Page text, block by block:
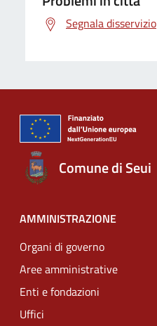
Segnala disservizio
Comune di Seui
AMMINISTRAZIONE
Organi di governo
Aree amministrative
Enti e fondazioni
Uffici